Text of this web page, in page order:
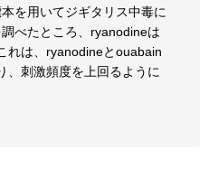
を用いてジギタリス中毒に
べたところ、ryanodineは
れは、ryanodineとouabain
、刺激頻度を上回るように